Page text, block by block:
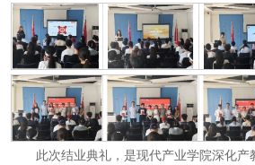
此次结业典礼，是现代产业学院深化产